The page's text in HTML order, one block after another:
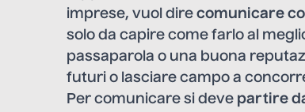
imprese, vuol dire comunicare
solo da capire come farlo al
passaparola o una buona
futuri o lasciare campo a
Per comunicare si deve partire